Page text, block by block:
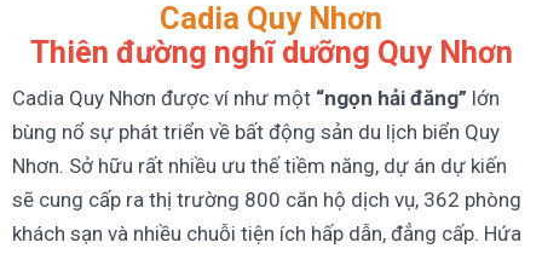
Cadia Quy Nhơn
Thiên đường nghĩ dưỡng Quy Nhơn
Cadia Quy Nhơn được ví như một “ngọn hải đăng” lớn
bùng nổ sự phát triển về bất động sản du lịch biển Quy
Nhơn. Sở hữu rất nhiều ưu thế tiềm năng, dự án dự kiến
sẽ cung cấp ra thị trường 800 căn hộ dịch vụ, 362 phòng
khách sạn và nhiều chuỗi tiện ích hấp dẫn, đẳng cấp. Hứa